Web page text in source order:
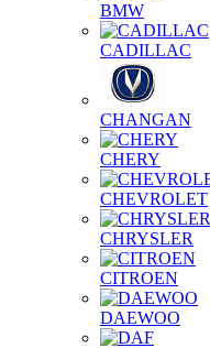
BMW
CADILLAC
CHANGAN
CHERY
CHEVROLET
CHRYSLER
CITROEN
DAEWOO